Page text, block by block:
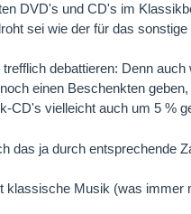
DVD's und CD's im
sei wie der für das sonstige
debattieren: Denn
einen Beschenkten
CD's vielleicht auch um 5 %
das ja durch entsprechende
klassische Musik (was immer